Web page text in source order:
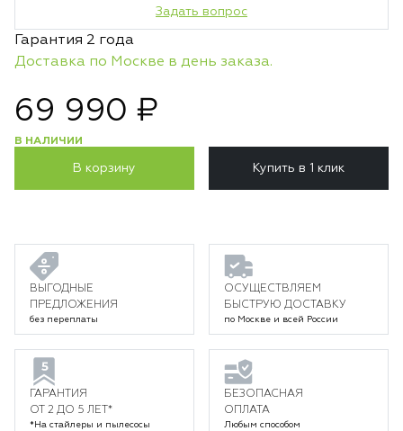
Задать вопрос
Гарантия 2 года
Доставка по Москве в день заказа.
69 990 ₽
В НАЛИЧИИ
В корзину Купить в 1 клик
ВЫГОДНЫЕ
ПРЕДЛОЖЕНИЯ
без переплаты
ОСУЩЕСТВЛЯЕМ
БЫСТРУЮ ДОСТАВКУ
по Москве и всей России
ГАРАНТИЯ
ОТ 2 ДО 5 ЛЕТ*
*На стайлеры и пылесосы
БЕЗОПАСНАЯ
ОПЛАТА
Любым способом